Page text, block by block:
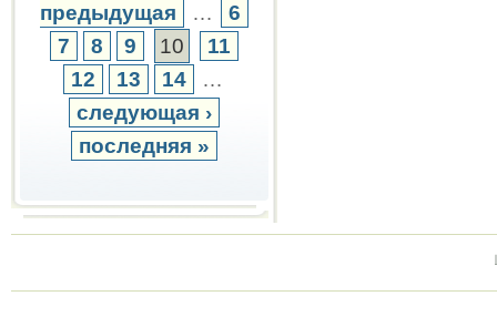
предыдущая
…
6
7
8 9 10
11
12
13 14
…
следующая ›
последняя »